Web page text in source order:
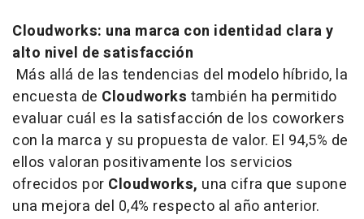
Cloudworks: una marca con identidad clara y
alto nivel de satisfacción
Más allá de las tendencias del modelo híbrido, la
encuesta de Cloudworks también ha permitido
evaluar cuál es la satisfacción de los coworkers
con la marca y su propuesta de valor. El 94,5% de
ellos valoran positivamente los servicios
ofrecidos por Cloudworks, una cifra que supone
una mejora del 0,4% respecto al año anterior.